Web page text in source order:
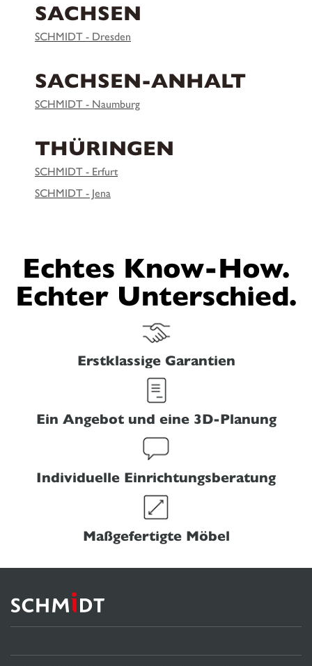
SACHSEN
SCHMIDT - Dresden
SACHSEN-ANHALT
SCHMIDT - Naumburg
THÜRINGEN
SCHMIDT - Erfurt
SCHMIDT - Jena
Echtes Know-How.
Echter Unterschied.
Erstklassige Garantien
Ein Angebot und eine 3D-Planung
Individuelle Einrichtungsberatung
Maßgefertigte Möbel